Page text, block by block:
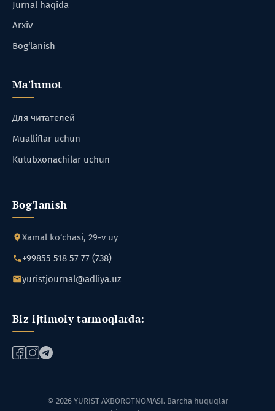
Jurnal haqida
Arxiv
Bog‘lanish
Ma'lumot
Для читателей
Mualliflar uchun
Kutubxonachilar uchun
Bog'lanish
Xamal ko‘chasi, 29-v uy
+99855 518 57 77 (738)
yuristjournal@adliya.uz
Biz ijtimoiy tarmoqlarda:
© 2026 YURIST AXBOROTNOMASI. Barcha huquqlar